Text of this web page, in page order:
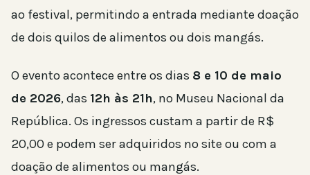
ao festival, permitindo a entrada mediante doação
de dois quilos de alimentos ou dois mangás.
O evento acontece entre os dias 8 e 10 de maio
de 2026, das 12h às 21h, no Museu Nacional da
República. Os ingressos custam a partir de R$
20,00 e podem ser adquiridos no site ou com a
doação de alimentos ou mangás.